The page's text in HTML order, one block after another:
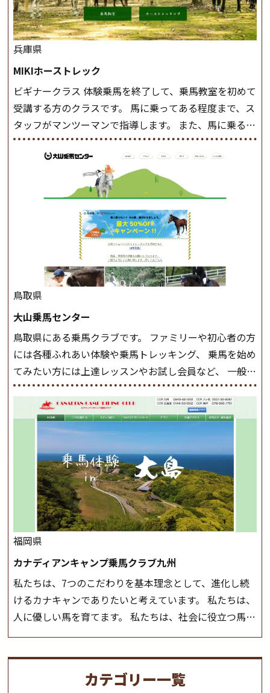
兵庫県
MIKIホーストレック
ビギナークラス 体験乗馬を終了して、乗馬教室を初めて
受講する方のクラスです。 馬に乗ってある程度まで、ス
タッフがマンツーマンで指導します。 また、馬に乗るだ
けでなく、馬の手入れや馬装（鞍などを装着する） も
このクラスで把握し、「馬に触れること」にも慣れてい
きましょう。 スタートクラス ビギナークラスで単独で
軽速歩(けいはやあし)ができるようになったら スタート
クラスへ。 グループレッスンで馬のスピードを調整し
ながら 軽速歩・正反撞(せいはんどう)を学びます。 安定
した手綱操作と軽速歩・正反撞ができるようになれば
駈歩(かけあし)練習に入ります。 ホップクラス スタート
クラスで常歩(なみあし)や 速歩、駈歩の初歩をマスター
したら、 次は部班にて駈歩を含めた誘導練習を行いま
しょう。 ステップクラス ホップクラスまでに練習した
まとめをします。 三種歩法をマスターし、ワンランク上
の扶助操作や誘導方法を身につけましょう。 注意事項
◆馬場使用状況により、使用する馬場はこちらで決定い
たしますのでご了承ください ◆基本は雨天決行です
が、落雷・強風等のより、安全上急遽中止させていただ
く場合がございます。 ◆三木ホースランドパークの協議
会や講習会等により、一部レッスンが中止になる場合が
ございます。 その際、ご予約いただいている皆様には事
前にご連絡いたします。MIKIホーストレックのツアー
はこちら
鳥取県
大山乗馬センター
鳥取県にある乗馬クラブです。 ファミリーや初心者の方
には各種ふれあい体験や乗馬トレッキング、 乗馬を始め
てみたい方には上達レッスンやお試し会員など、 一般の
方に幅広くお楽しみいただける施設を目指しています。
また、お手軽（低価格）に会員になったり自分の馬を持
つことのできる乗馬クラブでもあり、 健康や趣味、スポ
ーツ競技として、老若男女様々な方が、日々乗馬をお楽
しみいただいています。 なお、ゴールデンウィークと夏
休み期間中は無休で営業していますので、ぜひご家族で
お越しください！大山乗馬センターの紹介記事はこち
福岡県
カナディアンキャンプ乗馬クラブ九州
私たちは、7つのこだわりを基本理念として、進化し続
けるカナキャンでありたいと考えています。 私たちは、
人に優しい馬を育てます。 私たちは、社会に役立つ馬を
生産します。 私たちは、馬や人々に癒しとなる環境を守
さと魅力を追求します。 私たちは、馬の品種と血統にこ
カテゴリー一覧